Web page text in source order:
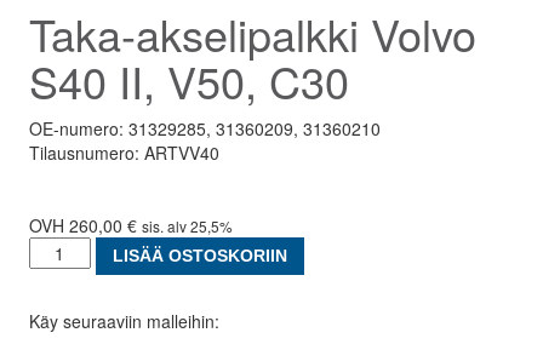
Taka-akselipalkki Volvo
S40 II, V50, C30
OE-numero: 31329285, 31360209, 31360210
Tilausnumero: ARTVV40
260,00 € sis. alv 25,5%
Taka-
akselipalkki
S40
LISÄÄ OSTOSKORIIN
Käy seuraaviin malleihin: